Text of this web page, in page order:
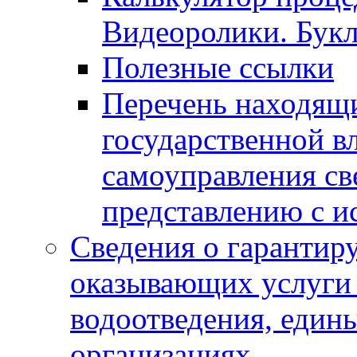
Видеоролики.
Полезные ссылки
Перечень
государственной
самоуправления
представлению с
Сведения о
оказывающих
водоотведения,